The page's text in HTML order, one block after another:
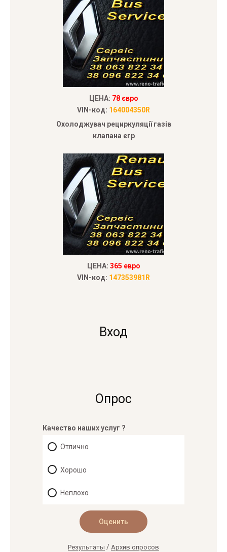
ЦЕНА: 78 євро
VIN-код: 164004350R
Охолоджувач рециркуляції газів
клапана єгр
ЦЕНА: 365 евро
VIN-код: 147353981R
Вход
Опрос
Качество наших услуг ?
Отлично
Хорошо
Неплохо
Результаты / Архив опросов